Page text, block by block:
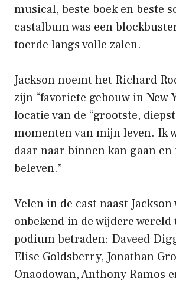
musical, beste boek en beste
castalbum was een
toerde langs volle zalen.
Jackson noemt het Richard
zijn “favoriete gebouw in New
locatie van de “grootste,
momenten van mijn leven. Ik
daar naar binnen kan gaan en
beleven.”
Velen in de cast naast
onbekend in de wijdere wereld
podium betraden: Daveed
Elise Goldsberry, Jonathan
Onaodowan, Anthony Ramos